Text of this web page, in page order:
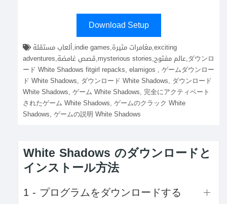
Download Setup
adventures,قصص غامضة,mysterious stories,عالم مفتوح,ダウンロ
ード White Shadows fitgirl repacks, elamigos , ゲームダウンロー
ド White Shadows, ダウンロード White Shadows, ダウンロード
White Shadows, ゲーム White Shadows, 完全にアクティベート
されたゲーム White Shadows, ゲームのクラック White
Shadows, ゲームの説明 White Shadows
White Shadows のダウンロードと
インストール方法
1 - プログラムをダウンロードする